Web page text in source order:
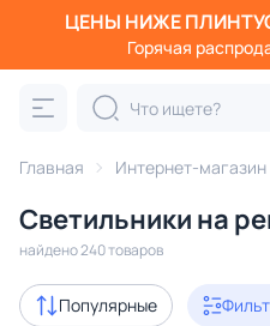
ЦЕНЫ НИЖЕ
Горячая
Главная Интернет-магазин
Светильники на
найдено 240 товаров
Популярные
Категория:
Люстры Подвесные
Акции 63